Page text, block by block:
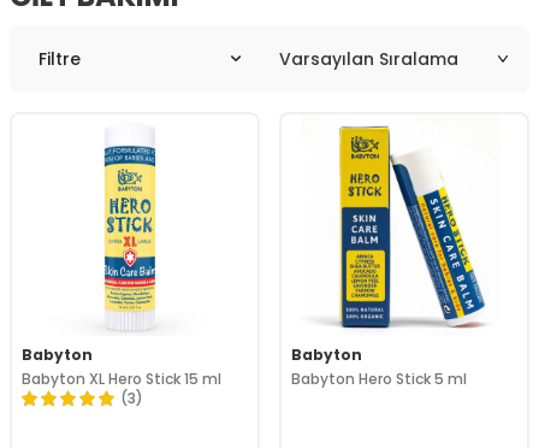
Filtre
Babyton
Babyton XL Hero Stick 15 ml
(3)
Babyton
Babyton Hero Stick 5 ml